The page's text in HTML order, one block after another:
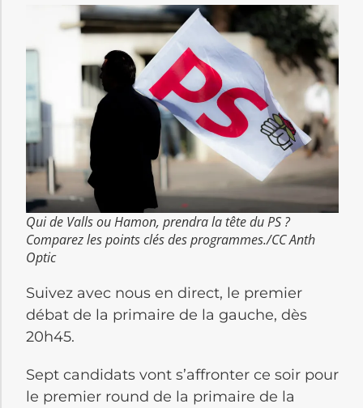
Qui de Valls ou Hamon, prendra la tête du PS ?
Comparez les points clés des programmes./CC Anth
Optic
Suivez avec nous en direct, le premier
débat de la primaire de la gauche, dès
20h45.
Sept candidats vont s’affronter ce soir pour
le premier round de la primaire de la